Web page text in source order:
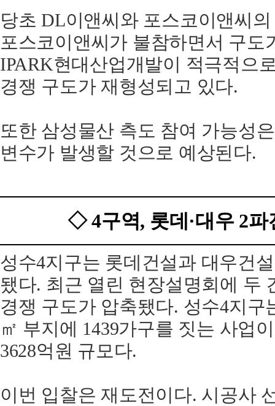
당초 DL이앤씨와 포스코이앤씨
포스코이앤씨가 불참하면서 구도
IPARK현대산업개발이 적극적으
경쟁 구도가 재형성되고 있다.
또한 삼성물산 측도 참여 가능성
변수가 발생할 것으로 예상된다.
◇ 4구역, 롯데·대우 2
성수4지구는 롯데건설과 대우건
됐다. 최근 열린 현장설명회에 두
경쟁 구도가 압축됐다. 성수4지구
㎡ 부지에 1439가구를 짓는 사업
3628억원 규모다.
이번 입찰은 재도전이다. 시공사